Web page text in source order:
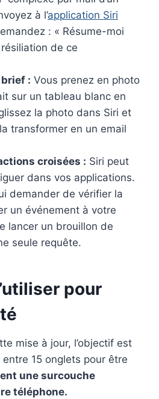
à l’application Siri
: « Résume-moi
de ce
: Vous prenez en photo
sur un tableau blanc en
la photo dans Siri et
transformer en un email
croisées : Siri peut
dans vos applications.
demander de vérifier la
un événement à votre
lancer un brouillon de
seule requête.
pour
mise à jour, l’objectif est
entre 15 onglets pour être
une surcouche
téléphone.